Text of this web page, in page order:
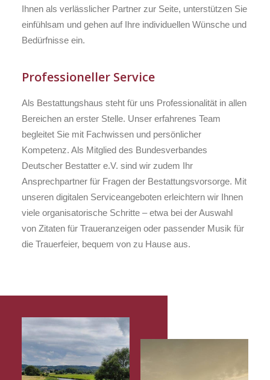
Ihnen als verlässlicher Partner zur Seite, unterstützen Sie
einfühlsam und gehen auf Ihre individuellen Wünsche und
Bedürfnisse ein.
Professioneller Service
Als Bestattungshaus steht für uns Professionalität in allen
Bereichen an erster Stelle. Unser erfahrenes Team
begleitet Sie mit Fachwissen und persönlicher
Kompetenz. Als Mitglied des Bundesverbandes
Deutscher Bestatter e.V. sind wir zudem Ihr
Ansprechpartner für Fragen der Bestattungsvorsorge. Mit
unseren digitalen Serviceangeboten erleichtern wir Ihnen
viele organisatorische Schritte – etwa bei der Auswahl
von Zitaten für Traueranzeigen oder passender Musik für
die Trauerfeier, bequem von zu Hause aus.